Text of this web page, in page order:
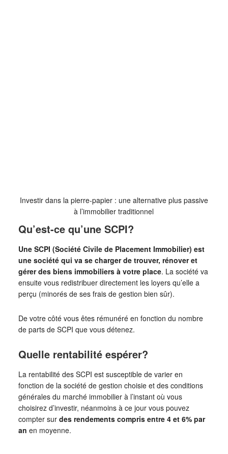
Investir dans la pierre-papier : une alternative plus passive
à l’immobilier traditionnel
Qu’est-ce qu’une SCPI?
Une SCPI (Société Civile de Placement Immobilier) est
une société qui va se charger de trouver, rénover et
gérer des biens immobiliers à votre place. La société va
ensuite vous redistribuer directement les loyers qu’elle a
perçu (minorés de ses frais de gestion bien sûr).
De votre côté vous êtes rémunéré en fonction du nombre
de parts de SCPI que vous détenez.
Quelle rentabilité espérer?
La rentabilité des SCPI est susceptible de varier en
fonction de la société de gestion choisie et des conditions
générales du marché immobilier à l’instant où vous
choisirez d’investir, néanmoins à ce jour vous pouvez
compter sur des rendements compris entre 4 et 6% par
an en moyenne.